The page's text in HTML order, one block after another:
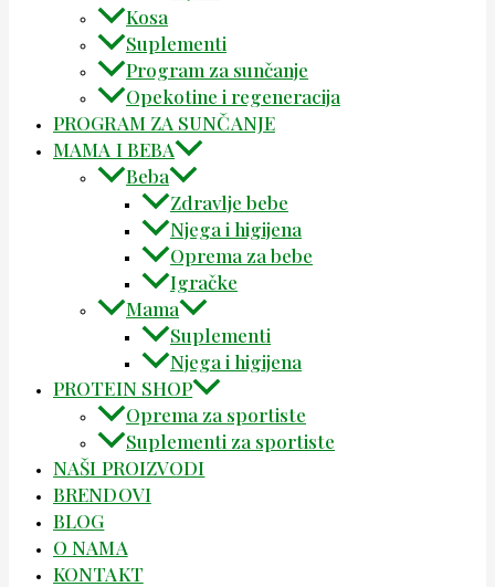
Kosa
Suplementi
Program za sunčanje
Opekotine i regeneracija
PROGRAM ZA SUNČANJE
MAMA I BEBA
Beba
Zdravlje bebe
Njega i higijena
Oprema za bebe
Igračke
Mama
Suplementi
Njega i higijena
PROTEIN SHOP
Oprema za sportiste
Suplementi za sportiste
NAŠI PROIZVODI
BRENDOVI
BLOG
O NAMA
KONTAKT